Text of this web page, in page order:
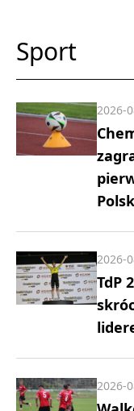
Sport
2026-
TdP
2026-
2026-